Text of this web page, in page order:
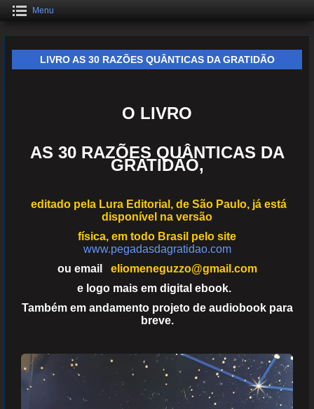
Menu
LIVRO AS 30 RAZÕES QUÂNTICAS DA GRATIDÃO
O LIVRO
AS 30 RAZÕES QUÂNTICAS DA
GRATIDÃO,
editado pela Lura Editorial, de São Paulo, já está
disponível na versão
física, em todo Brasil pelo site
www.pegadasdagratidao.com
ou email
eliomeneguzzo@gmail.com
e logo mais em digital ebook.
Também em andamento projeto de audiobook para
breve.